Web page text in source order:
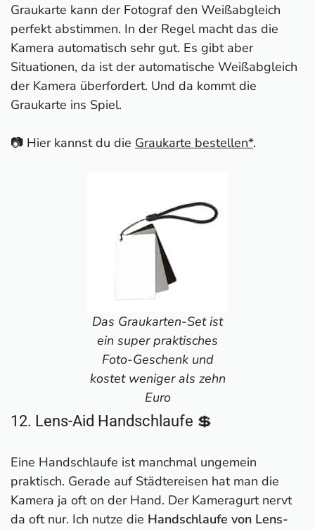
Graukarte kann der Fotograf den Weißabgleich
perfekt abstimmen. In der Regel macht das die
Kamera automatisch sehr gut. Es gibt aber
Situationen, da ist der automatische Weißabgleich
der Kamera überfordert. Und da kommt die
Graukarte ins Spiel.
📷 Hier kannst du die Graukarte bestellen*.
Das Graukarten-Set ist
ein super praktisches
Foto-Geschenk und
kostet weniger als zehn
Euro
12. Lens-Aid Handschlaufe 💲
Eine Handschlaufe ist manchmal ungemein
praktisch. Gerade auf Städtereisen hat man die
Kamera ja oft on der Hand. Der Kameragurt nervt
da oft nur. Ich nutze die Handschlaufe von Lens-